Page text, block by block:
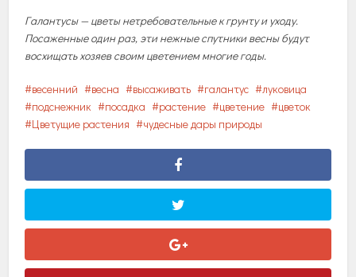
Галантусы—цветынетребовательныекгрунтуи уходу.
Посаженныеодинраз, этинежныеспутникивесныбудут
восхищатьхозяевсвоимцветениеммногиегоды.
весенний весна высаживать галантус
луковица
подснежник
посадка растение цветение
цветок
Цветущие растения
чудесные дары природы